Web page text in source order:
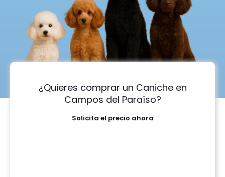
¿Quieres comprar un Caniche en
Campos del Paraíso?
Solicita el precio ahora